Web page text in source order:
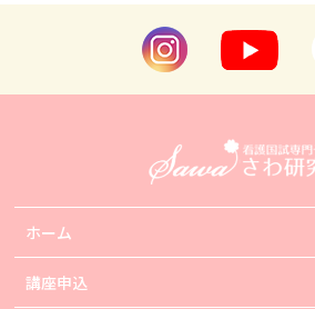
ホーム
講座申込